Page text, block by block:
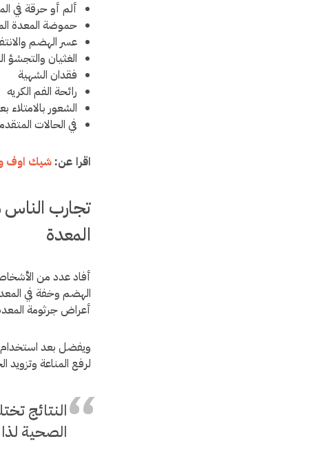
ألم أو حرقة في
حموضة المعدة
عسر الهضم
الغثيان والتجشؤ
فقدان الشهية
رائحة الفم الكريه
الشعور
في الحالات
اقرا عن:شيك اوف
تجارب
المعدة
أفاد عدد من
الهضم وخفة في
أعراض جرثومة
ويفضل بعد
لرفع المناعة وتزويد
النتائج
الصحية